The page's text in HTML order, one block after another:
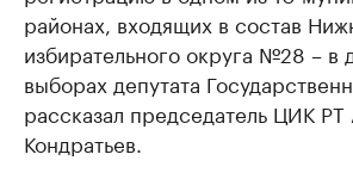
районах, входящих в состав
избирательного округа №28 – в
выборах депутата
рассказал председатель ЦИК
Кондратьев.